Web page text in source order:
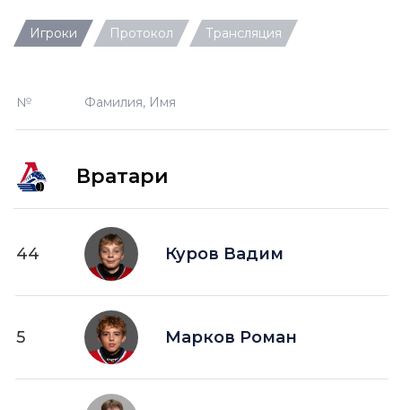
П — кол-во передач
игрока на площадке
-2 —
игроков на площад
шайба забитая в большинстве на одного
игрока на площадке
+2 — шайба забитая в большинстве на двух
шайба забитая в пустые ворота
Игроки Протокол Трансляция
№ Фамилия, Имя
Вратари
44 Куров Вадим
5 Марков Роман